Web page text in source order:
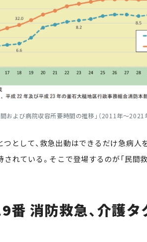
および病院収容所要時間の推移」（2011年～2021
として、救急出動はできるだけ急病人
れている。そこで登場するのが「民間救
番 消防救急、介護